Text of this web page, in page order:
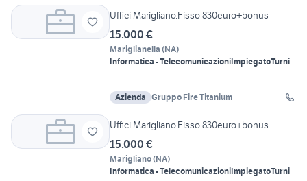
Uffici Marigliano.Fisso 830euro+bonus
15.000 €
Mariglianella (NA)
Informatica - TelecomunicazioniImpiegatoTurni
Azienda Gruppo Fire Titanium
Uffici Marigliano.Fisso 830euro+bonus
15.000 €
Marigliano(NA)
Informatica - TelecomunicazioniImpiegatoTurni